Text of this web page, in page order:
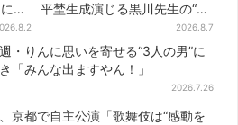
わ
援
平埜生成演じる黒川先生の“退
場”にSNS悲鳴「もっと見たか
った」
2026.8.7
・りんに思いを寄せる“3人の男”に
「みんな出ますやん！」
2026.7.26
京都で自主公演「歌舞伎は“感動を